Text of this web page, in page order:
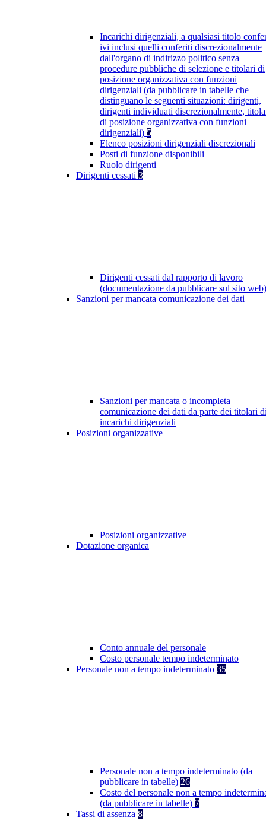
Incarichi dirigenziali, a qualsiasi titolo
ivi inclusi quelli conferiti discrezionalmente
dall'organo di indirizzo politico senza
procedure pubbliche di selezione e titolari di
posizione organizzativa con funzioni
dirigenziali (da pubblicare in tabelle che
distinguano le seguenti situazioni: dirigenti,
dirigenti individuati discrezionalmente,
di posizione organizzativa con funzioni
dirigenziali) 5
Elenco posizioni dirigenziali discrezionali
Posti di funzione disponibili
Ruolo dirigenti
Dirigenti cessati 3
Dirigenti cessati dal rapporto di lavoro
(documentazione da pubblicare sul sito
Sanzioni per mancata comunicazione dei dati
Sanzioni per mancata o incompleta
comunicazione dei dati da parte dei titolari
incarichi dirigenziali
Posizioni organizzative
Posizioni organizzative
Dotazione organica
Conto annuale del personale
Costo personale tempo indeterminato
Personale non a tempo indeterminato 35
Personale non a tempo indeterminato (da
pubblicare in tabelle) 26
Costo del personale non a tempo
(da pubblicare in tabelle) 7
Tassi di assenza 8